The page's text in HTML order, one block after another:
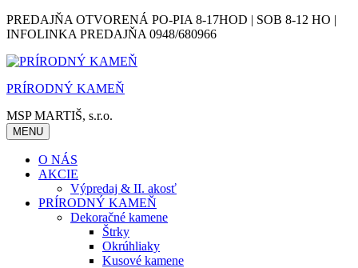
Skip
to
PREDAJŇA OTVORENÁ PO-PIA 8-17HOD | SOB 8-12 HO |
INFOLINKA PREDAJŇA 0948/680966
PRÍRODNÝ KAMEŇ
MSP MARTIŠ, s.r.o.
MENU
O NÁS
AKCIE
Výpredaj & II. akosť
PRÍRODNÝ KAMEŇ
Dekoračné kamene
Štrky
Okrúhliaky
Kusové kamene